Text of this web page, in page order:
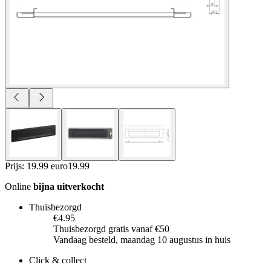
Prijs: 19.99 euro19.99
Online bijna uitverkocht
Thuisbezorgd
€4.95
Thuisbezorgd gratis vanaf €50
Vandaag besteld, maandag 10 augustus in huis
Click & collect